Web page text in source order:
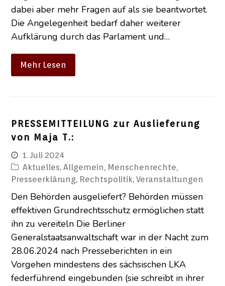
dabei aber mehr Fragen auf als sie beantwortet.
Die Angelegenheit bedarf daher weiterer
Aufklärung durch das Parlament und…
Mehr Lesen
PRESSEMITTEILUNG zur Auslieferung
von Maja T.:
1. Juli 2024
Aktuelles,Allgemein, Menschenrechte,
Presseerklärung, Rechtspolitik,Veranstaltungen
Den Behörden ausgeliefert? Behörden müssen
effektiven Grundrechtsschutz ermöglichen statt
ihn zu vereiteln Die Berliner
Generalstaatsanwaltschaft war in der Nacht zum
28.06.2024 nach Presseberichten in ein
Vorgehen mindestens des sächsischen LKA
federführend eingebunden (sie schreibt in ihrer